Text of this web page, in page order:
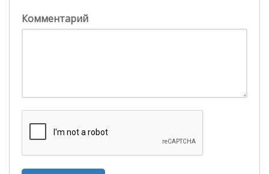
Комментарий